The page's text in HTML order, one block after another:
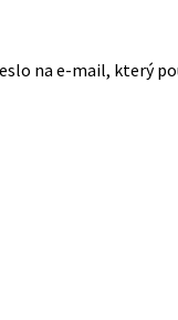
na e-mail, který